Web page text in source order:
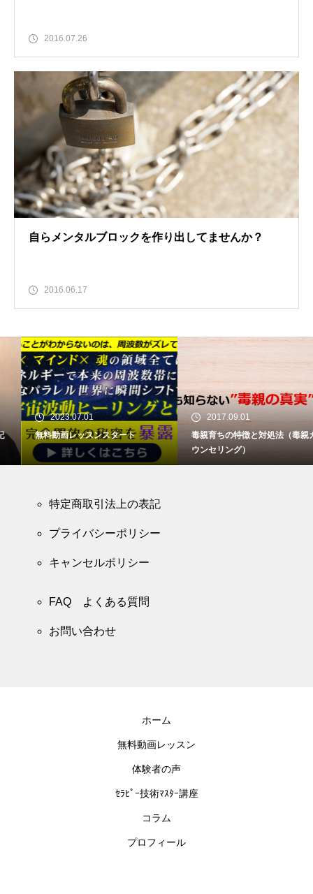
2016.07.26
自らメンタルブロックを作り出してませんか？
2016.06.17
2023.07.01
無料動画レッスンスタート
2017.09.01
毒親育ちの特徴と対処法（毒親カ
ウンセリング）
特定商取引法上の表記
プライバシーポリシー
キャンセルポリシー
FAQ よくある質問
お問い合わせ
ホーム
無料動画レッスン
体験者の声
ｾﾗﾋﾟｰ技術ﾏｽﾀｰ講座
コラム
プロフィール